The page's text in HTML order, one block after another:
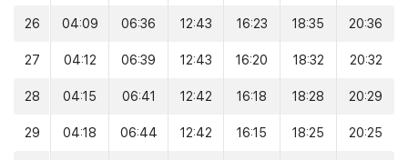
26 04:09 06:36 12:43 16:23 18:35 20:36
27 04:12 06:39 12:43 16:20 18:32 20:32
28 04:15 06:41 12:42 16:18 18:28 20:29
29 04:18 06:44 12:42 16:15 18:25 20:25